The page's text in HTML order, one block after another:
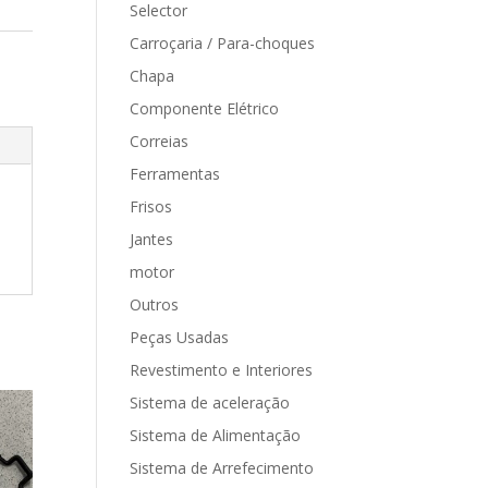
Selector
Carroçaria / Para-choques
Chapa
Componente Elétrico
Correias
Ferramentas
Frisos
Jantes
motor
Outros
Peças Usadas
Revestimento e Interiores
Sistema de aceleração
Sistema de Alimentação
Sistema de Arrefecimento